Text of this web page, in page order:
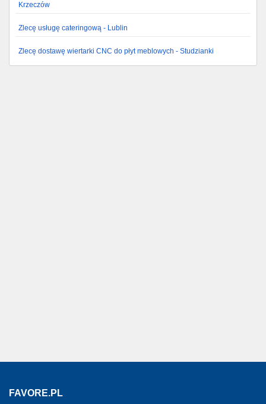
Krzeczów
Zlecę usługę cateringową - Lublin
Zlecę dostawę wiertarki CNC do płyt meblowych - Studzianki
FAVORE.PL